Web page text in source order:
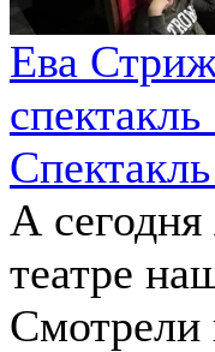
Ева
А
театре
Смотрели